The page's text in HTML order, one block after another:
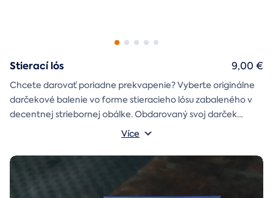
Stierací lós
Chcete darovať poriadne prekvapenie? Vyberte originálne
darčekové balenie vo forme stieracieho lósu zabaleného v
decentnej striebornej obálke. Obdarovaný svoj darček
objaví až po chvíľke napätia počas stierania. Jedno je isté, u
Více
9,00 €